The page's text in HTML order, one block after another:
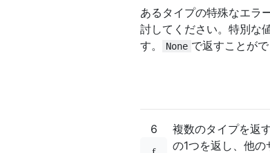
あるタイプの特殊なエラ
討してください。特別な
す。
None で返すことが
6
複数のタイプを返
の1つを返し、他